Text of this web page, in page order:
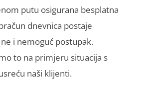
putu osigurana besplatna
dnevnica postaje
i nemoguć postupak.
to na primjeru situacija s
naši klijenti.